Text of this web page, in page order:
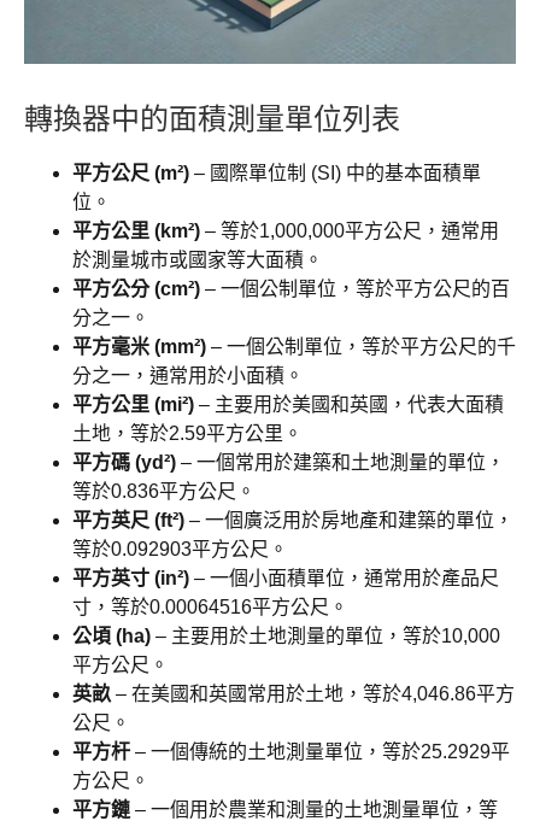
轉換器中的面積測量單位列表
平方公尺 (m²) – 國際單位制 (SI) 中的基本面積單
位。
平方公里 (km²) – 等於1,000,000平方公尺，通常用
於測量城市或國家等大面積。
平方公分 (cm²) – 一個公制單位，等於平方公尺的百
分之一。
平方毫米 (mm²) – 一個公制單位，等於平方公尺的千
分之一，通常用於小面積。
平方公里 (mi²) – 主要用於美國和英國，代表大面積
土地，等於2.59平方公里。
平方碼 (yd²) – 一個常用於建築和土地測量的單位，
等於0.836平方公尺。
平方英尺 (ft²) – 一個廣泛用於房地產和建築的單位，
等於0.092903平方公尺。
平方英寸 (in²) – 一個小面積單位，通常用於產品尺
寸，等於0.00064516平方公尺。
公頃 (ha) – 主要用於土地測量的單位，等於10,000
平方公尺。
英畝 – 在美國和英國常用於土地，等於4,046.86平方
公尺。
平方杆 – 一個傳統的土地測量單位，等於25.2929平
方公尺。
平方鏈 – 一個用於農業和測量的土地測量單位，等